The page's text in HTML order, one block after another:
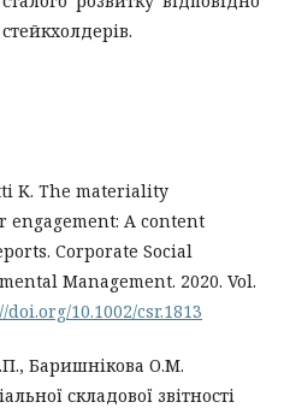
K. The materiality
engagement: A content
Corporate Social
Management. 2020. Vol.
doi.org/10.1002/csr.1813
Баришнікова О.М.
складової звітності